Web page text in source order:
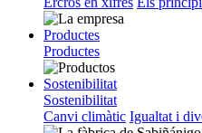
Productes
Productes
Sostenibilitat
Sostenibilitat
Canvi climàtic Igualtat i